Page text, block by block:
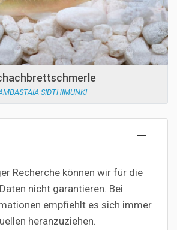
SIDTHIMUNKI
Recherche können wir für die
nicht garantieren. Bei
empfiehlt es sich immer
heranzuziehen.